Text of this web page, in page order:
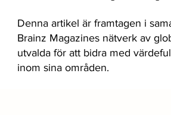
Denna artikel är framtagen i
Brainz Magazines nätverk av
utvalda för att bidra med
inom sina områden.